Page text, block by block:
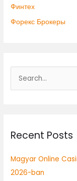
Финтех
Форекс Брокеры
c
f
o
Recent Posts
Magyar Online
2026-ban